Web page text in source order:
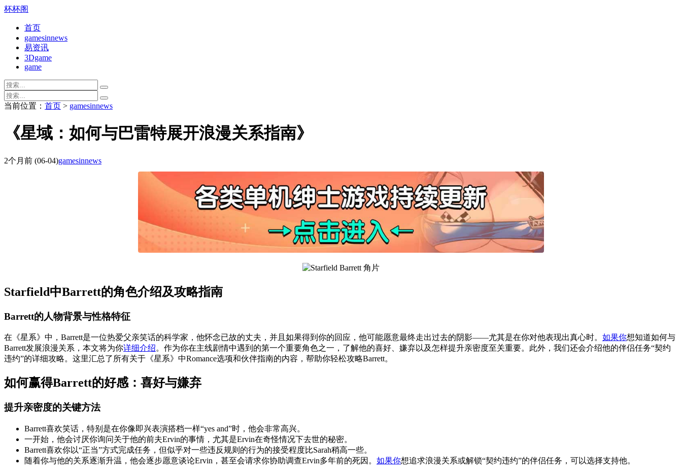
杯杯阁
首页
gamesinnews
易资讯
3Dgame
game
当前位置： 首页 > gamesinnews
《星域：如何与巴雷特展开浪漫关系指南》
2个月前 (06-04)gamesinnews
Starfield中Barrett的角色介绍及攻略指南
Barrett的人物背景与性格特征
在《星系》中，Barrett是一位热爱父亲笑话的科学家，他怀念已故的丈夫，并且如果得到你的回应，他可能愿意最终走出过去的阴影——尤其是在你对他表现出真心时。 如果你想知道如何与
Barrett发展浪漫关系，本文将为你详细介绍。作为你在主线剧情中遇到的第一个重要角色之一，了解他的喜好、嫌弃以及怎样提升亲密度至关重要。此外，我们还会介绍他的伴侣任务“契约
违约”的详细攻略。这里汇总了所有关于《星系》中Romance选项和伙伴指南的内容，帮助你轻松攻略Barrett。
如何赢得Barrett的好感：喜好与嫌弃
提升亲密度的关键方法
Barrett喜欢笑话，特别是在你像即兴表演搭档一样“yes and”时，他会非常高兴。
一开始，他会讨厌你询问关于他的前夫Ervin的事情，尤其是Ervin在奇怪情况下去世的秘密。
Barrett喜欢你以“正当”方式完成任务，但似乎对一些违反规则的行为的接受程度比Sarah稍高一些。
随着你与他的关系逐渐升温，他会逐步愿意谈论Ervin，甚至会请求你协助调查Ervin多年前的死因。 如果你想追求浪漫关系或解锁“契约违约”的伴侣任务，可以选择支持他。